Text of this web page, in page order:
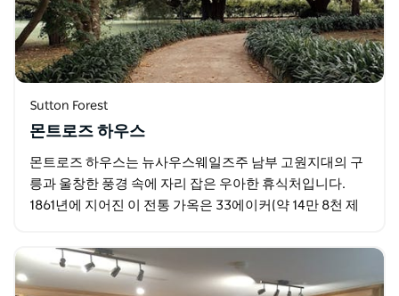
Sutton Forest
몬트로즈 하우스
몬트로즈 하우스는 뉴사우스웨일즈주 남부 고원지대의 구
릉과 울창한 풍경 속에 자리 잡은 우아한 휴식처입니다.
1861년에 지어진 이 전통 가옥은 33에이커(약 14만 8천 제